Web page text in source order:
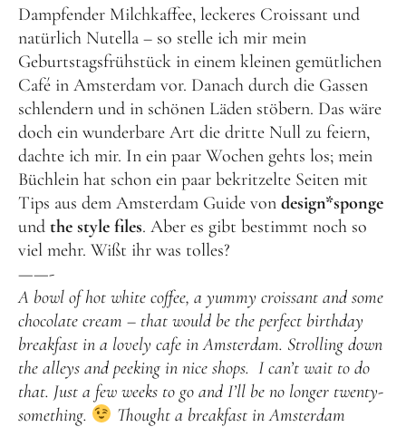
Dampfender Milchkaffee, leckeres Croissant und
natürlich Nutella – so stelle ich mir mein
Geburtstagsfrühstück in einem kleinen gemütlichen
Café in Amsterdam vor. Danach durch die Gassen
schlendern und in schönen Läden stöbern. Das wäre
doch ein wunderbare Art die dritte Null zu feiern,
dachte ich mir. In ein paar Wochen gehts los; mein
Büchlein hat schon ein paar bekritzelte Seiten mit
Tips aus dem Amsterdam Guide von design*sponge
und the style files. Aber es gibt bestimmt noch so
viel mehr. Wißt ihr was tolles?
——-
A bowl of hot white coffee, a yummy croissant and some
chocolate cream – that would be the perfect birthday
breakfast in a lovely cafe in Amsterdam. Strolling down
the alleys and peeking in nice shops. I can’t wait to do
that. Just a few weeks to go and I’ll be no longer twenty-
something.
Thought a breakfast in Amsterdam